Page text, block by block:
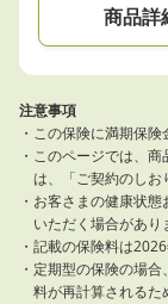
商品詳
注意事項
この保険に満期保険
このページでは、
は、「ご契約のしお
お客さまの健康状
いただく場合があり
記載の保険料は
定期型の保険の場
料が再計算されるた